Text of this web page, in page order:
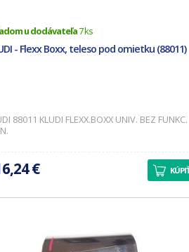
u dodávateľa7 ks
- Flexx Boxx, teleso pod omietku (88011)
88011 KLUDI FLEXX.BOXX UNIV. BEZ FUNKC.
€ KÚPIŤ